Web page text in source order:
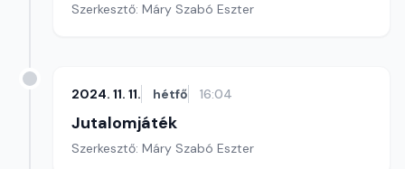
Szerkesztő: Máry Szabó Eszter
2024. 11. 11. hétfő 16:04
Jutalomjáték
Szerkesztő: Máry Szabó Eszter